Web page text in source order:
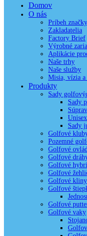
Domov
O nás
Príbeh značky
Zakladatelia
Factory Brief
Výrobné
Aplikácie
Naše trhy
Naše služby
Misia, vízia a
Produkty
Sady
Sady
Sady
Golfové
Pozemné
Golfové
Golfové
Golfové
Golfové
Golfové kliny
Golfové
Golfové
Golfové vaky